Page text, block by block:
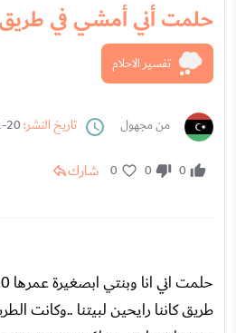
حلمت أني أمشي في
تفسير الاحلام
من مجهول تاريخ النشر:
0
0
0 شارك
طريق كاننا رايحين لبيتنا ..وكانت